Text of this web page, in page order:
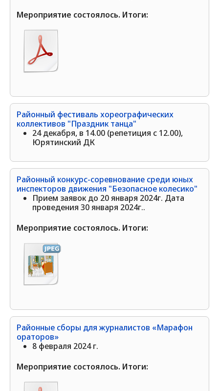
Мероприятие состоялось. Итоги:
Районный фестиваль хореографических
коллективов "Праздник танца"
24 декабря, в 14.00 (репетиция с 12.00),
Юрятинский ДК
Районный конкурс-соревнование среди юных
инспекторов движения "Безопасное колесико"
Прием заявок до 20 января 2024г. Дата
проведения 30 января 2024г..
Мероприятие состоялось. Итоги:
Районные сборы для журналистов «Марафон
ораторов»
8 февраля 2024 г.
Мероприятие состоялось. Итоги: